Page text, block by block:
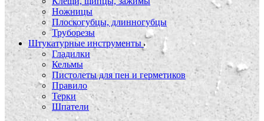
Ножницы
Плоскогубцы, длинногубцы
Труборезы
Штукатурные инструменты
Гладилки
Кельмы
Пистолеты для пен и герметиков
Правило
Терки
Шпатели